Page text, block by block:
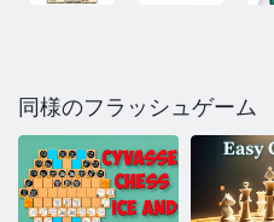
同様のフラッシュゲーム